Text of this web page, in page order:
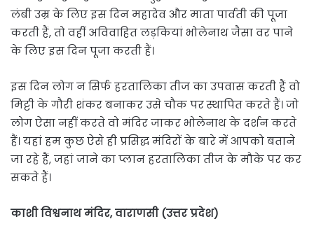
लंबी उम्र के लिए इस दिन महादेव और माता पार्वती की पूजा
करती हैं, तो वहीं अविवाहित लड़कियां भोलेनाथ जैसा वर पाने
के लिए इस दिन पूजा करती हैं।
इस दिन लोग न सिर्फ हरतालिका तीज का उपवास करती हैं वो
मिट्टी के गौरी शंकर बनाकर उसे चौक पर स्थापित करते हैं। जो
लोग ऐसा नहीं करते वो मंदिर जाकर भोलेनाथ के दर्शन करते
हैं। यहां हम कुछ ऐसे ही प्रसिद्ध मंदिरों के बारे में आपको बताने
जा रहे हैं, जहां जाने का प्लान हरतालिका तीज के मौके पर कर
सकते हैं।
काशी विश्वनाथ मंदिर, वाराणसी (उत्तर प्रदेश)